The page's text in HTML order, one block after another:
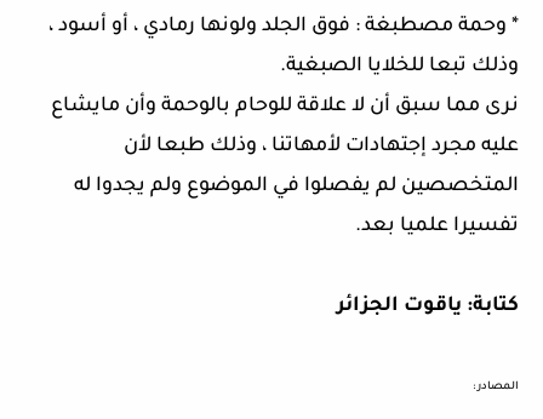
* وحمة مصطبغة : فوق الجلد ولونها رمادي ، أو أسود ،
وذلك تبعا للخلايا الصبغية.
نرى مما سبق أن لا علاقة للوحام بالوحمة وأن مايشاع
عليه مجرد إجتهادات لأمهاتنا ، وذلك طبعا لأن
المتخصصين لم يفصلوا في الموضوع ولم يجدوا له
تفسيرا علميا بعد.
كتابة: ياقوت الجزائر
المصادر :